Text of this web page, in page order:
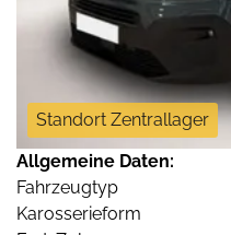
Standort Zentrallager
Allgemeine Daten:
Fahrzeugtyp
Karosserieform